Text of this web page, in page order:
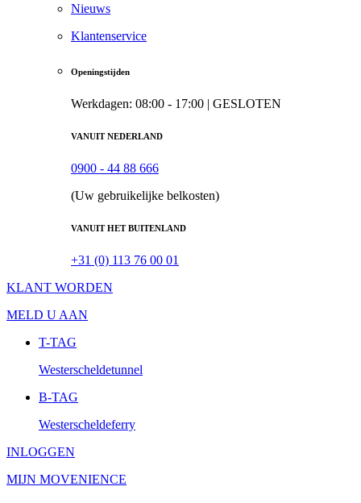
Nieuws
Klantenservice
Openingstijden
Werkdagen: 08:00 - 17:00 | GESLOTEN
VANUIT NEDERLAND
0900 - 44 88 666
(Uw gebruikelijke belkosten)
VANUIT HET BUITENLAND
+31 (0) 113 76 00 01
KLANT WORDEN
MELD U AAN
T-TAG
Westerscheldetunnel
B-TAG
Westerscheldeferry
INLOGGEN
MIJN MOVENIENCE